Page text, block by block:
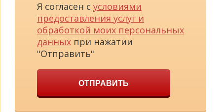
Я согласен с условиями
предоставления услуг и
обработкой моих персональных
данных при нажатии
"Отправить"
ОТПРАВИТЬ